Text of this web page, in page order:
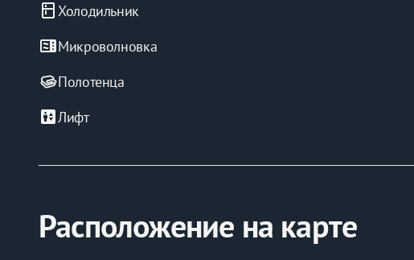
kitchen Холодильник
microwaveМикроволновка
Полотенца
elevatorЛифт
Расположение на карте